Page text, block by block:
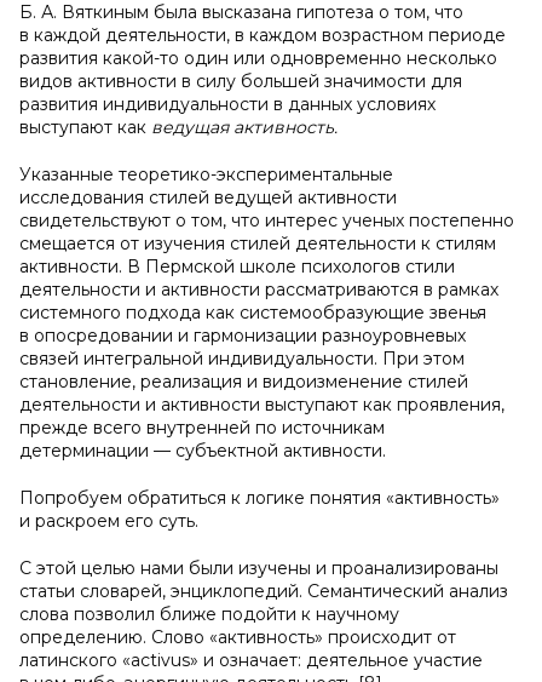
Б. А. Вяткиным была высказана гипотеза о том, что
в каждой деятельности, в каждом возрастном периоде
развития какой-то один или одновременно несколько
видов активности в силу большей значимости для
развития индивидуальности в данных условиях
выступают как ведущая активность.
Указанные теоретико-экспериментальные
исследования стилей ведущей активности
свидетельствуют о том, что интерес ученых постепенно
смещается от изучения стилей деятельности к стилям
активности. В Пермской школе психологов стили
деятельности и активности рассматриваются в рамках
системного подхода как системообразующие звенья
в опосредовании и гармонизации разноуровневых
связей интегральной индивидуальности. При этом
становление, реализация и видоизменение стилей
деятельности и активности выступают как проявления,
прежде всего внутренней по источникам
детерминации — субъектной активности.
Попробуем обратиться к логике понятия «активность»
и раскроем его суть.
С этой целью нами были изучены и проанализированы
статьи словарей, энциклопедий. Семантический анализ
слова позволил ближе подойти к научному
определению. Слово «активность» происходит от
латинского «activus» и означает: деятельное участие